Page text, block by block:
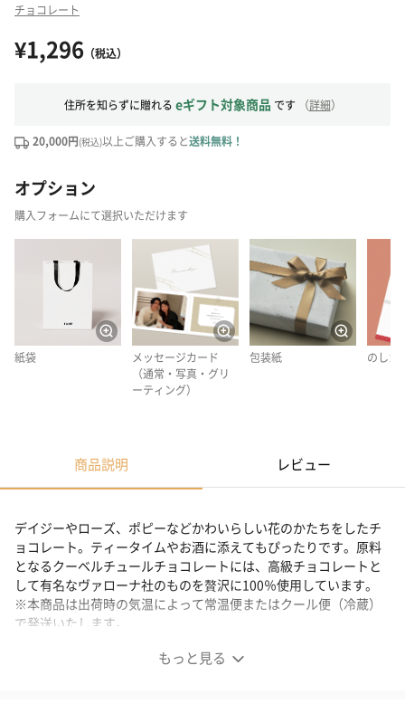
チョコレート
¥1,296 （税込）
住所を知らずに贈れる eギフト対象商品 です （詳細）
20,000円(税込)以上ご購入すると送料無料！
オプション
購入フォームにて選択いただけます
紙袋
メッセージカード
（通常・写真・グリ
ーティング）
包装紙 のしカ
商品説明 レビュー
もっと見る
デイジーやローズ、ポピーなどかわいらしい花のかたちをしたチ
ョコレート。ティータイムやお酒に添えてもぴったりです。原料
となるクーベルチュールチョコレートには、高級チョコレートと
して有名なヴァローナ社のものを贅沢に100％使用しています。
※本商品は出荷時の気温によって常温便またはクール便（冷蔵）
で発送いたします。